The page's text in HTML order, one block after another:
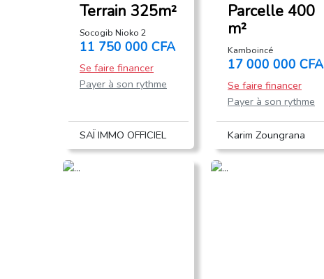
Terrain 325m²
Socogib Nioko 2
11 750 000 CFA
Se faire financer
Payer à son rythme
SAÏ IMMO OFFICIEL
Parcelle 400
m²
Kamboincé
17 000 000 CFA
Se faire financer
Payer à son rythme
Karim Zoungrana